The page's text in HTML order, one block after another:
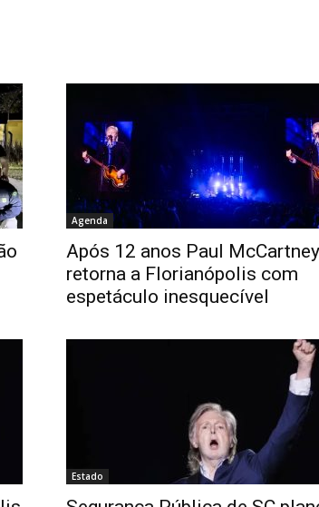
Agenda
Após 12 anos Paul McCartney
retorna a Florianópolis com
espetáculo inesquecível
Estado